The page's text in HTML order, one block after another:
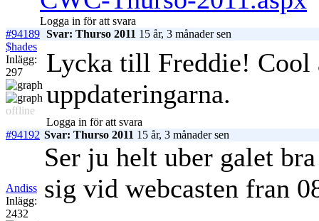
Logga in för att svara
#94189 Svar: Thurso 2011 15 år, 3 månader sen
$hades
Inlägg:
297
offline
Lycka till Freddie! Cool
uppdateringarna.
Logga in för att svara
#94192 Svar: Thurso 2011 15 år, 3 månader sen
Andiss
Inlägg:
2432
Ser ju helt uber galet
sig vid webcasten fran